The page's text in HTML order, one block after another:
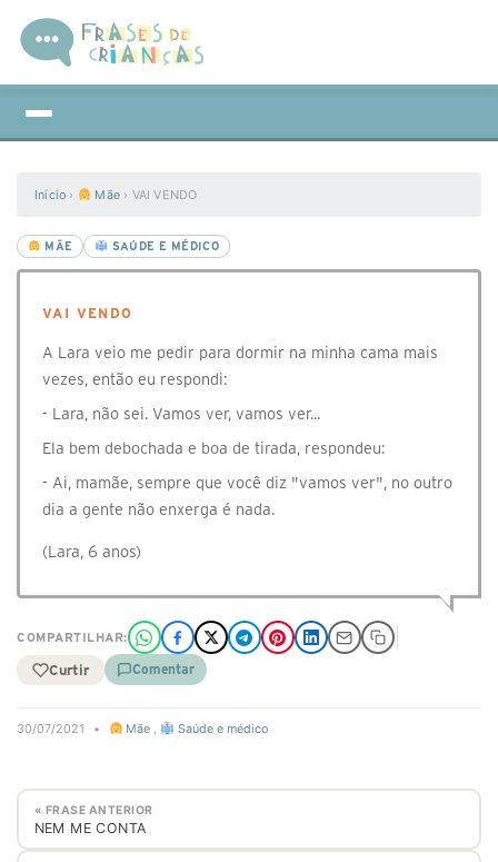
Início › Mãe › VAI VENDO
MÃE SAÚDE E MÉDICO
VAI VENDO
A Lara veio me pedir para dormir na minha cama mais
vezes, então eu respondi:
- Lara, não sei. Vamos ver, vamos ver...
Ela bem debochada e boa de tirada, respondeu:
- Ai, mamãe, sempre que você diz "vamos ver", no outro
dia a gente não enxerga é nada.
(Lara, 6 anos)
COMPARTILHAR:
Curtir Comentar
30/07/2021 • Mãe , Saúde e médico
« FRASE ANTERIOR
NEM ME CONTA